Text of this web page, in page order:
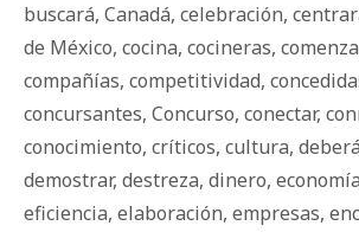
buscará, Canadá, celebración,
de México, cocina, cocineras,
compañías, competitividad,
concursantes, Concurso, conectar,
conocimiento, críticos, cultura,
demostrar, destreza, dinero, economía
eficiencia, elaboración, empresas,